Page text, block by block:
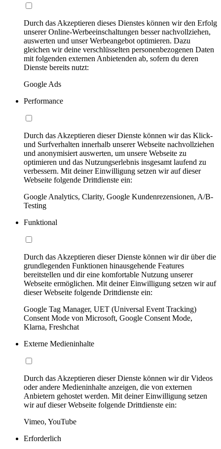
Durch das Akzeptieren dieses Dienstes können wir den Erfolg
unserer Online-Werbeeinschaltungen besser nachvollziehen,
auswerten und unser Werbeangebot optimieren. Dazu
gleichen wir deine verschlüsselten personenbezogenen Daten
mit folgenden externen Anbietenden ab, sofern du deren
Dienste bereits nutzt:
Google Ads
Performance
Durch das Akzeptieren dieser Dienste können wir das Klick-
und Surfverhalten innerhalb unserer Webseite nachvollziehen
und anonymisiert auswerten, um unsere Webseite zu
optimieren und das Nutzungserlebnis insgesamt laufend zu
verbessern. Mit deiner Einwilligung setzen wir auf dieser
Webseite folgende Drittdienste ein:
Google Analytics, Clarity, Google Kundenrezensionen, A/B-
Testing
Funktional
Durch das Akzeptieren dieser Dienste können wir dir über die
grundlegenden Funktionen hinausgehende Features
bereitstellen und dir eine komfortable Nutzung unserer
Webseite ermöglichen. Mit deiner Einwilligung setzen wir auf
dieser Webseite folgende Drittdienste ein:
Google Tag Manager, UET (Universal Event Tracking)
Consent Mode von Microsoft, Google Consent Mode,
Klarna, Freshchat
Externe Medieninhalte
Durch das Akzeptieren dieser Dienste können wir dir Videos
oder andere Medieninhalte anzeigen, die von externen
Anbietern gehostet werden. Mit deiner Einwilligung setzen
wir auf dieser Webseite folgende Drittdienste ein:
Vimeo, YouTube
Erforderlich